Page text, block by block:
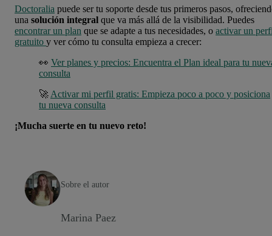
Doctoralia puede ser tu soporte desde tus primeros pasos,
una solución integral que va más allá de la visibilidad. Puedes
encontrar un plan que se adapte a tus necesidades, o activar un
gratuito y ver cómo tu consulta empieza a crecer:
👀 Ver planes y precios: Encuentra el Plan ideal para tu
consulta
🚀 Activar mi perfil gratis: Empieza poco a poco y posiciona
tu nueva consulta
¡Mucha suerte en tu nuevo reto!
Sobre el autor
Marina Paez